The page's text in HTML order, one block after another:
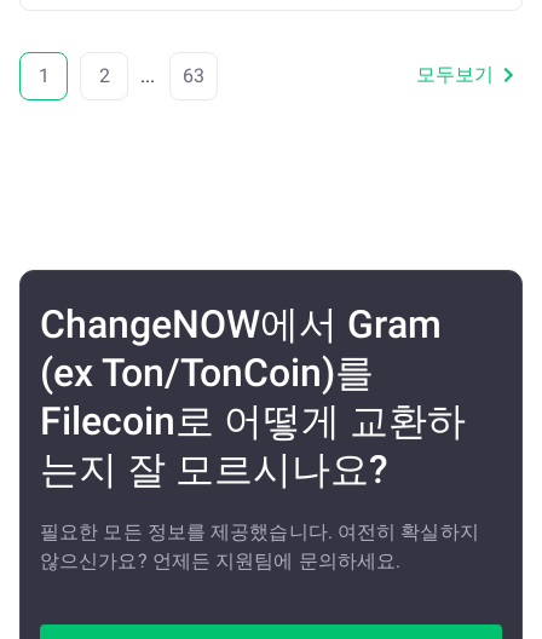
1 2 ... 63 모두보기
ChangeNOW에서 Gram
(ex Ton/TonCoin)를
Filecoin로 어떻게 교환하
는지 잘 모르시나요?
필요한 모든 정보를 제공했습니다. 여전히 확실하지
않으신가요? 언제든 지원팀에 문의하세요.